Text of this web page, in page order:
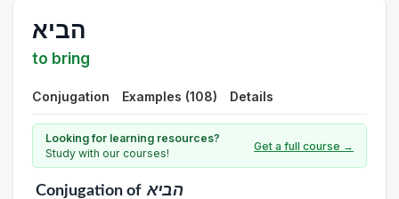
הביא
to bring
Conjugation Examples (108) Details
Looking for learning resources?
Study with our courses!
Get a full course →
Conjugationof הביא